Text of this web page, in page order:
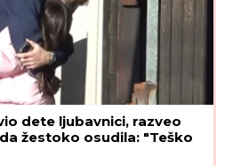
dete ljubavnici, razveo
žestoko osudila: "Teško